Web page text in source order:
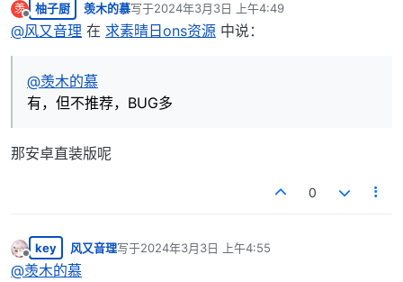
羡
离线
柚子厨 羡木的慕写于2024年3月3日 上午4:49
最后由 编辑
@风又音理 在 求素晴日ons资源 中说：
@羡木的慕
有，但不推荐，BUG多
那安卓直装版呢
0
离线
key 风又音理写于2024年3月3日 上午4:55
最后由 编辑
@羡木的慕